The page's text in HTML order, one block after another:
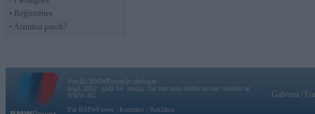
• Reģistrēties
• Aizmirsi paroli?
Vortāls BMWPower.lv darbojas
kopš 2002. gada 14. maija. Tas nav auto klubs un nav saistīts ar
BMW AG.
Par BMWPower
Kontakti Reklāma
Galvena